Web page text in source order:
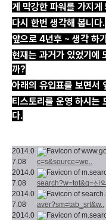
게 막강한 파워를 가지게
다시 한번 생각해 봅니다.
앞으로 4년후 ~ 생각 하
현재는 과거가 있었기에
까?
아래의 유입표를 보면서
티스토리를 운영 하시는
다.
2014.0
7.08
c=s&source=we..
2014.0
7.08
search?w=tot&q=산악
2014.0
7.08
aver?sm=tab_srt&w..
2014.0